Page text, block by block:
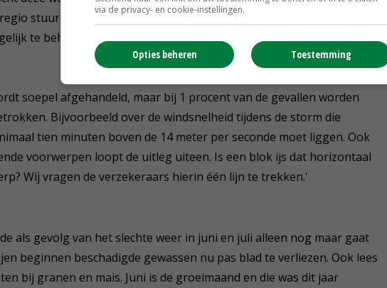
stuurde hij een brief naar het Verbond van Verzekeraars met de
te behandelen. Hij haalde het NOS Journaal, Eindhovens Dagblad
soepel afgehandeld, maar bij 1 procent van de gevallen worden
Bijvoorbeeld over de windsnelheid tijdens de storm die
tien minuten boven de 14 meter per seconde moet liggen. Ook
voorwerpen loopt de uitleg uiteen. Is een blok ijs dat horizontaal
Wij vragen de verzekeraars hierin één lijn te trekken.'
als gevolg van het slechte weer in juni en juli alleen nog maar gaat
beginnen beschadigde gewassen nu pas blad te verliezen. Ook lees
bij granen en mais. Juni is de groeimaand en die was dit jaar
via de privacy- en cookie-instellingen.
Toestemming
Opties beheren